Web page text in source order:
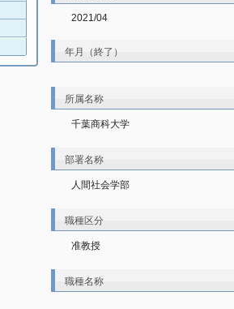
2021/04
年月（終了）
所属名称
千葉商科大学
部署名称
人間社会学部
職種区分
准教授
職種名称